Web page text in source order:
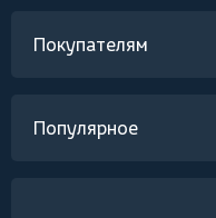
Покупателям
Популярное